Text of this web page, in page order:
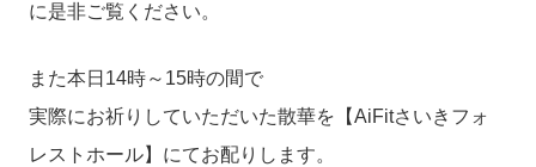
に是非ご覧ください。
また本日14時～15時の間で
実際にお祈りしていただいた散華を【AiFitさいきフォ
レストホール】にてお配りします。